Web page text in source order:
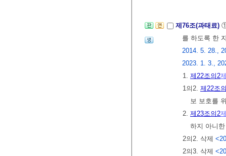
제76조(과태료)
를 하도록 한
2014. 5. 28.,
2023. 1. 3.,
1. 제22조의2
1의2. 제22조
보 보호를
2. 제23조의2
하지 아니
2의2. 삭제
2의3. 삭제